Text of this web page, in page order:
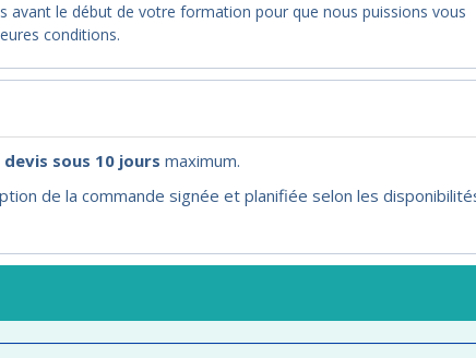
avant le début de votre formation pour que nous puissions vous
conditions.
devis sous 10 jours maximum.
de la commande signée et planifiée selon les